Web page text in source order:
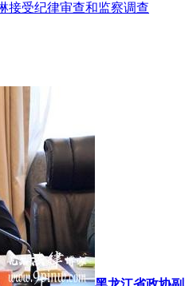
接受纪律审查和监察调查